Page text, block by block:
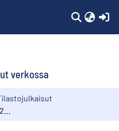
verkossa